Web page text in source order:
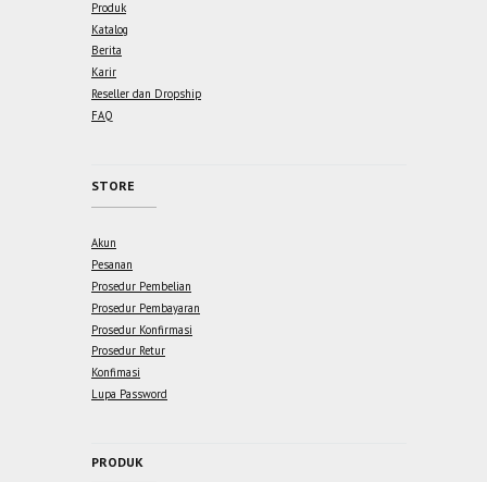
Produk
Katalog
Berita
Karir
Reseller dan Dropship
FAQ
STORE
Akun
Pesanan
Prosedur Pembelian
Prosedur Pembayaran
Prosedur Konfirmasi
Prosedur Retur
Konfimasi
Lupa Password
PRODUK